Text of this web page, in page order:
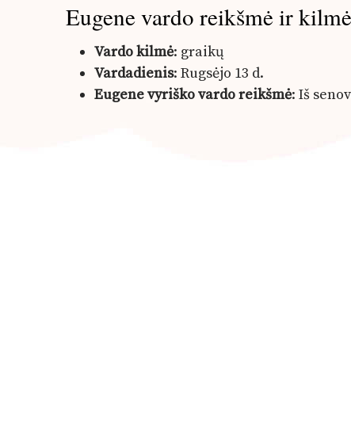
Eugene vardo reikšmė ir kilmė
Vardo kilmė: graikų
Vardadienis: Rugsėjo 13 d.
Eugene vyriško vardo reikšmė: Iš